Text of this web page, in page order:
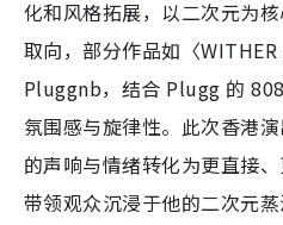
化和风格拓展，以二次元为
取向，部分作品如〈
Pluggnb，结合 Plugg 的
氛围感与旋律性。此次香港
的声响与情绪转化为更直接、
带领观众沉浸于他的二次元